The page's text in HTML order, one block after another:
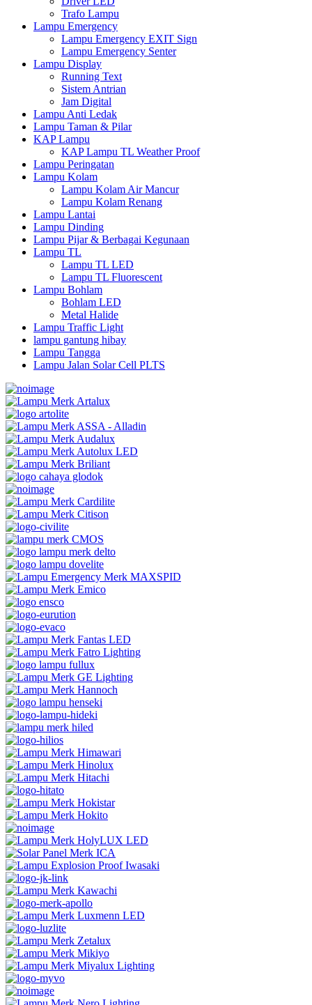
Trafo Lampu
Lampu Emergency
Lampu Emergency EXIT Sign
Lampu Emergency Senter
Lampu Display
Running Text
Sistem Antrian
Jam Digital
Lampu Anti Ledak
Lampu Taman & Pilar
KAP Lampu
KAP Lampu TL Weather Proof
Lampu Peringatan
Lampu Kolam
Lampu Kolam Air Mancur
Lampu Kolam Renang
Lampu Lantai
Lampu Dinding
Lampu Pijar & Berbagai Kegunaan
Lampu TL
Lampu TL LED
Lampu TL Fluorescent
Lampu Bohlam
Bohlam LED
Metal Halide
Lampu Traffic Light
lampu gantung hibay
Lampu Tangga
Lampu Jalan Solar Cell PLTS